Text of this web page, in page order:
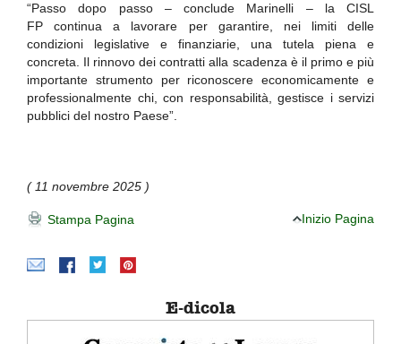
“Passo dopo passo – conclude Marinelli – la CISL
FP continua a lavorare per garantire, nei limiti delle
condizioni legislative e finanziarie, una tutela piena e
concreta. Il rinnovo dei contratti alla scadenza è il primo e più
importante strumento per riconoscere economicamente e
professionalmente chi, con responsabilità, gestisce i servizi
pubblici del nostro Paese”.
( 11 novembre 2025 )
Stampa Pagina Inizio Pagina
E-dicola